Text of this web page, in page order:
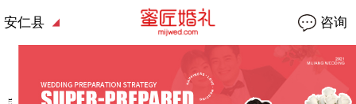
安仁县 咨询